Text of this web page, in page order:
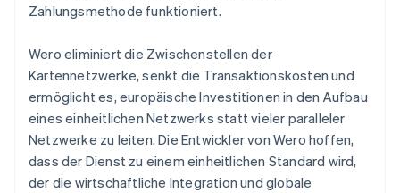
Zahlungsmethode funktioniert.
Wero eliminiert die Zwischenstellen der
Kartennetzwerke, senkt die Transaktionskosten und
ermöglicht es, europäische Investitionen in den Aufbau
eines einheitlichen Netzwerks statt vieler paralleler
Netzwerke zu leiten. Die Entwickler von Wero hoffen,
dass der Dienst zu einem einheitlichen Standard wird,
der die wirtschaftliche Integration und globale